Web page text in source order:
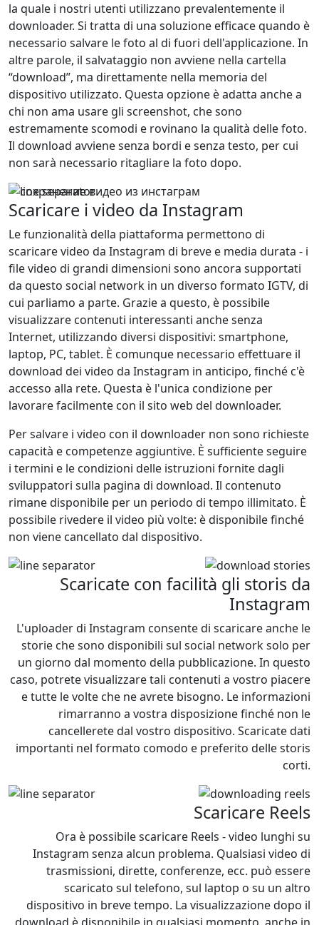
la quale i nostri utenti utilizzano prevalentemente il
downloader. Si tratta di una soluzione efficace quando è
necessario salvare le foto al di fuori dell'applicazione. In
altre parole, il salvataggio non avviene nella cartella
“download”, ma direttamente nella memoria del
dispositivo utilizzato. Questa opzione è adatta anche a
chi non ama usare gli screenshot, che sono
estremamente scomodi e rovinano la qualità delle foto.
Il download avviene senza bordi e senza testo, per cui
non sarà necessario ritagliare la foto dopo.
Scaricare i video da Instagram
Le funzionalità della piattaforma permettono di
scaricare video da Instagram di breve e media durata - i
file video di grandi dimensioni sono ancora supportati
da questo social network in un diverso formato IGTV, di
cui parliamo a parte. Grazie a questo, è possibile
visualizzare contenuti interessanti anche senza
Internet, utilizzando diversi dispositivi: smartphone,
laptop, PC, tablet. È comunque necessario effettuare il
download dei video da Instagram in anticipo, finché c'è
accesso alla rete. Questa è l'unica condizione per
lavorare facilmente con il sito web del downloader.
Per salvare i video con il downloader non sono richieste
capacità e competenze aggiuntive. È sufficiente seguire
i termini e le condizioni delle istruzioni fornite dagli
sviluppatori sulla pagina di download. Il contenuto
rimane disponibile per un periodo di tempo illimitato. È
possibile rivedere il video più volte: è disponibile finché
non viene cancellato dal dispositivo.
Scaricate con facilità gli storis da
Instagram
L'uploader di Instagram consente di scaricare anche le
storie che sono disponibili sul social network solo per
un giorno dal momento della pubblicazione. In questo
caso, potrete visualizzare tali contenuti a vostro piacere
e tutte le volte che ne avrete bisogno. Le informazioni
rimarranno a vostra disposizione finché non le
cancellerete dal vostro dispositivo. Scaricate dati
importanti nel formato comodo e preferito delle storis
corti.
Scaricare Reels
Ora è possibile scaricare Reels - video lunghi su
Instagram senza alcun problema. Qualsiasi video di
trasmissioni, dirette, conferenze, ecc. può essere
scaricato sul telefono, sul laptop o su un altro
dispositivo in breve tempo. La visualizzazione dopo il